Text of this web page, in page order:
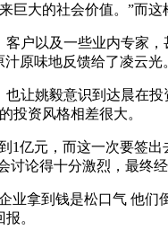
大的社会价值。”而
户以及一些业内专家
原味地反馈给了凌云光
让姚毅意识到达晨在
投资风格相差很大。
亿元，而这一次要签
论得十分激烈，最终
拿到钱是松口气 他
。